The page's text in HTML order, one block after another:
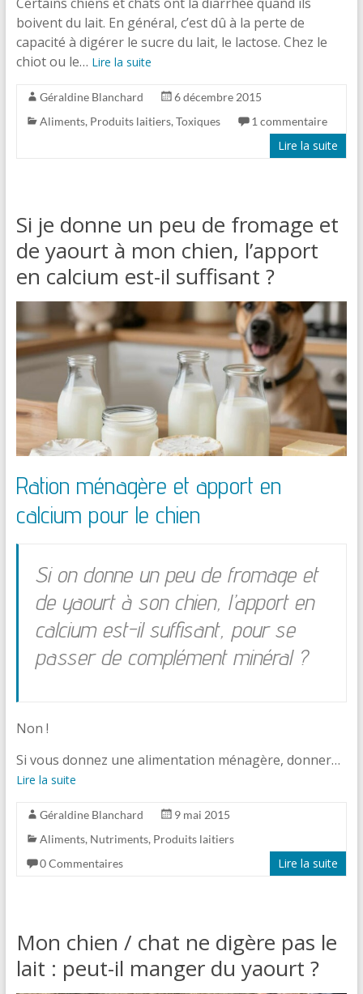
Certains chiens et chats ont la diarrhée quand ils
boivent du lait. En général, c’est dû à la perte de
capacité à digérer le sucre du lait, le lactose. Chez le
chiot ou le… Lire la suite
Géraldine Blanchard
6 décembre 2015
Aliments, Produits laitiers,Toxiques 1 commentaire
Lire la suite
Si je donne un peu de fromage et
de yaourt à mon chien, l’apport
en calcium est-il suffisant ?
Ration ménagère et apport en
calcium pour le chien
Si on donne un peu de fromage et
de yaourt à son chien, l’apport en
calcium est-il suffisant, pour se
passer de complément minéral ?
Non !
Si vous donnez une alimentation ménagère, donner…
Lire la suite
Géraldine Blanchard
9 mai 2015
Aliments, Nutriments, Produits laitiers
0 Commentaires
Lire la suite
Mon chien / chat ne digère pas le
lait : peut-il manger du yaourt ?